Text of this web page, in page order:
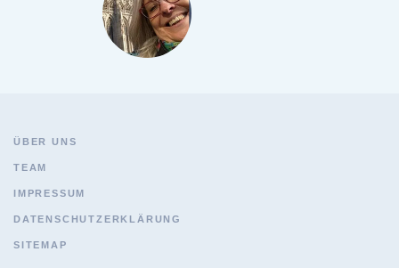
ÜBER UNS
TEAM
IMPRESSUM
DATENSCHUTZERKLÄRUNG
SITEMAP